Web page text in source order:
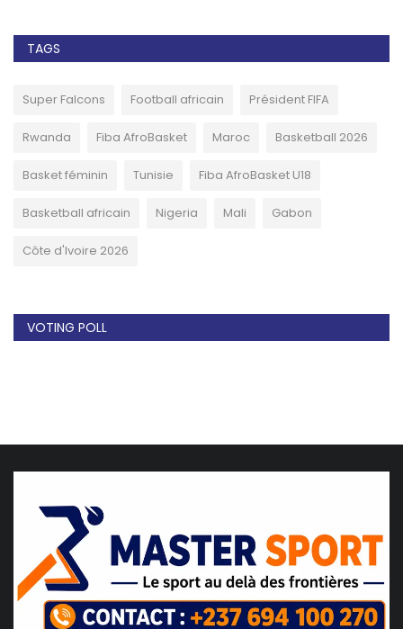
TAGS
Super Falcons Football africain Président FIFA
Rwanda Fiba AfroBasket Maroc Basketball 2026
Basket féminin Tunisie Fiba AfroBasket U18
Basketball africain Nigeria Mali Gabon
Côte d'Ivoire 2026
VOTING POLL